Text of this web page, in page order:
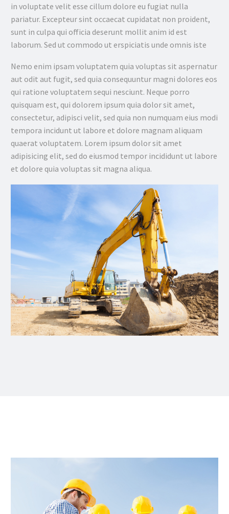
in voluptate velit esse cillum dolore eu fugiat nulla
pariatur. Excepteur sint occaecat cupidatat non proident,
sunt in culpa qui officia deserunt mollit anim id est
laborum. Sed ut commodo ut erspiciatis unde omnis iste
Nemo enim ipsam voluptatem quia voluptas sit aspernatur
aut odit aut fugit, sed quia consequuntur magni dolores eos
qui ratione voluptatem sequi nesciunt. Neque porro
quisquam est, qui dolorem ipsum quia dolor sit amet,
consectetur, adipisci velit, sed quia non numquam eius modi
tempora incidunt ut labore et dolore magnam aliquam
quaerat voluptatem. Lorem ipsum dolor sit amet
adipisicing elit, sed do eiusmod tempor incididunt ut labore
et dolore quia voluptas sit magna aliqua.